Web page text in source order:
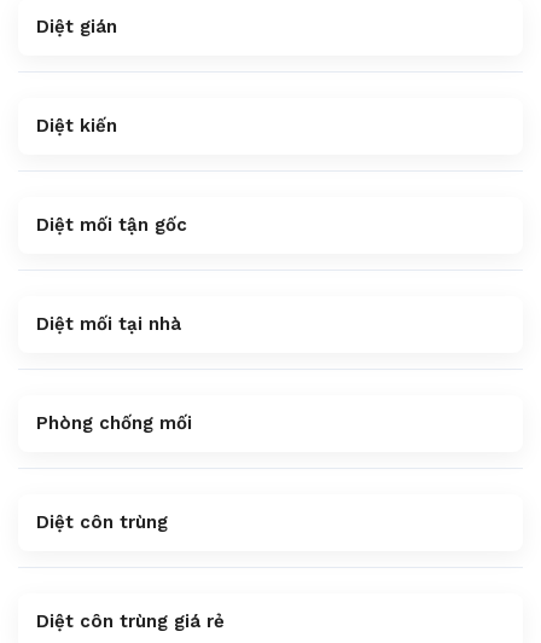
Diệt gián
Diệt kiến
Diệt mối tận gốc
Diệt mối tại nhà
Phòng chống mối
Diệt côn trùng
Diệt côn trùng giá rẻ